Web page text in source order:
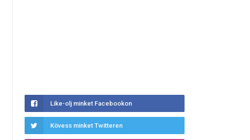
Like-olj minket Facebookon
Kövess minket Twitteren